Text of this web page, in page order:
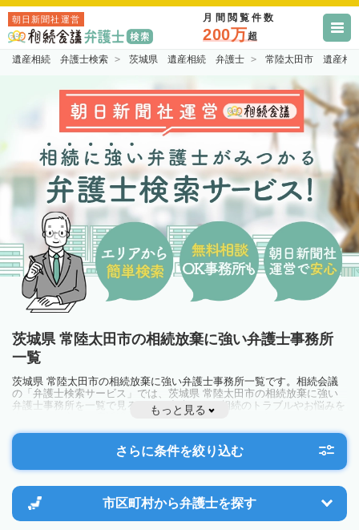
朝日新聞社運営 月間閲覧件数
200万超
遺産相続 弁護士検索 茨城県 遺産相続 弁護士 常陸太田市 遺産相
茨城県 常陸太田市の相続放棄に強い弁護士事務所
一覧
茨城県 常陸太田市の相続放棄に強い弁護士事務所一覧です。相続会議
の「弁護士検索サービス」では、茨城県 常陸太田市の相続放棄に強い
弁護士事務所を一覧で見ることが出来ます。相続のトラブルやお悩みを
抱えている方は一度近隣の弁護士に相談してみましょう。
もっと見る
さらに条件を絞り込む
市区町村から弁護士を探す